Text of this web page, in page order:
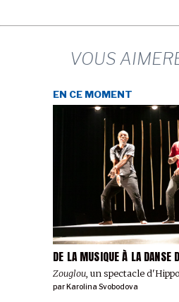
VOUS
DE LA MUSIQUE À LA DANSE
Zouglou, un spectacle
EN CE MOMENT
par Karolina Svobodova